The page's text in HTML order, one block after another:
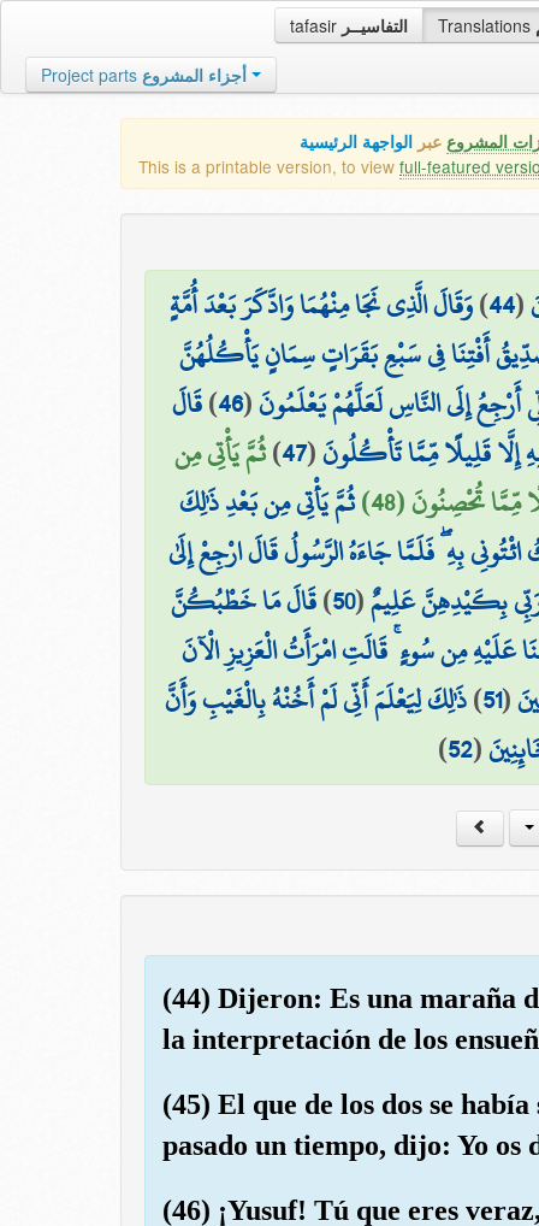
tafasir التفاسيــر Translations
Project parts أجزاء المشروع
المشروع عبر الواجهة الرئيسية
This is a printable version, to view full-featured
(
44
)وَقَالَ الَّذِي نَجَا مِنْهُمَا وَادَّكَرَ بَعْدَ أُمَّةٍ
أَفْتِنَا فِي سَبْعِ بَقَرَاتٍ سِمَانٍ يَأْكُلُهُنَّ
إِلَى النَّاسِ لَعَلَّهُمْ يَعْلَمُونَ(
46
)قَالَ
قَلِيلًا مِّمَّا تَأْكُلُونَ(
47
)ثُمَّ يَأْتِي مِن
تُحْصِنُونَ (48)
ثُمَّ يَأْتِي مِن بَعْدِ ذَٰلِكَ
ائْتُونِي بِهِ ۖ فَلَمَّا جَاءَهُ الرَّسُولُ قَالَ ارْجِعْ إِلَىٰ
رَبِّي بِكَيْدِهِنَّ عَلِيمٌ(
50
)قَالَ مَا خَطْبُكُنَّ
مِن سُوءٍ ۚ قَالَتِ امْرَأَتُ الْعَزِيزِ الْآنَ
(
51
)ذَٰلِكَ لِيَعْلَمَ أَنِّي لَمْ أَخُنْهُ بِالْغَيْبِ وَأَنَّ
(
52
)
(44) Dijeron: Es una maraña
la interpretación de los
(45) El que de los dos se
pasado un tiempo, dijo: Yo
(46) ¡Yusuf! Tú que eres